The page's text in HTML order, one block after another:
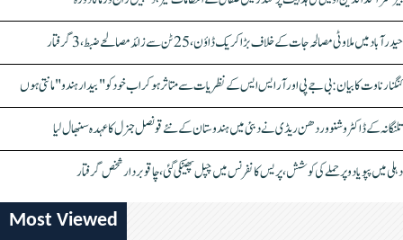
حیدرآباد میں ملاوٹی مصالحہ جات کے خلاف بڑا کریک ڈاؤن، 25 ٹن سے زائد مصالحے ضبط، 3 گرفتار
کنگنا رناوت کا بیان: بی جے پی اور آر ایس ایس کے نظریات سے متاثر ہو کر اب خود کو "بیدار ہندو" مانتی ہوں
تلنگانہ کے ڈاکٹر وشنو وردھن ریڈی نے دبئی میں ہندوستان کے نئے قونصل جنرل کا عہدہ سنبھال لیا
دہلی میں پپو یادو پر حملے کی کوشش، پریس کانفرنس میں چپل پھینکی گئی، چاقو بردار شخص گرفتار
Most Viewed